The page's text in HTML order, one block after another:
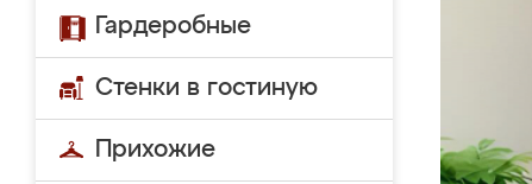
Гардеробные
Стенки в гостиную
Прихожие